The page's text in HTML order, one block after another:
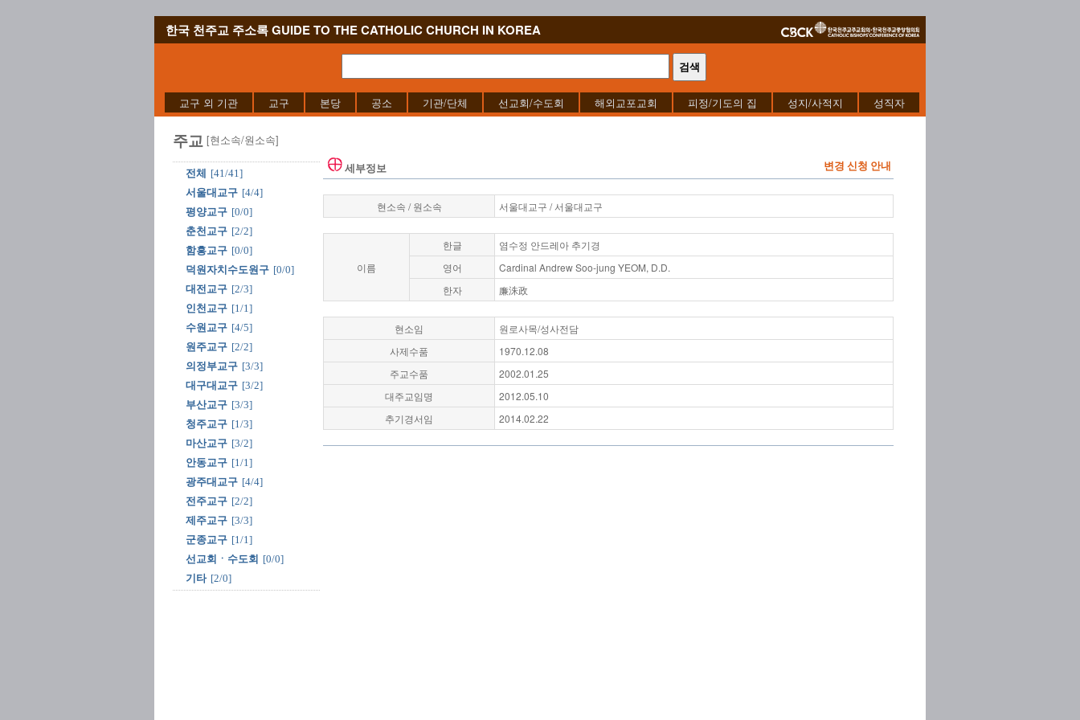
한국 천주교 주소록 GUIDE TO THE CATHOLIC CHURCH IN KOREA
교구 외 기관 교구 본당 공소 기관/단체 선교회/수도회 해외교포교회 피정/기도의 집 성지/사적지 성직자
주교 [현소속/원소속]
전체
[41/41]
서울대교구 [4/4]
평양교구 [0/0]
춘천교구 [2/2]
함흥교구 [0/0]
덕원자치수도원구 [0/0]
대전교구 [2/3]
인천교구 [1/1]
수원교구 [4/5]
원주교구 [2/2]
의정부교구 [3/3]
대구대교구 [3/2]
부산교구 [3/3]
청주교구 [1/3]
마산교구 [3/2]
안동교구 [1/1]
광주대교구 [4/4]
전주교구 [2/2]
제주교구 [3/3]
군종교구 [1/1]
선교회ㆍ수도회 [0/0]
기타 [2/0]
세부정보 변경 신청 안내
현소속 / 원소속 서울대교구 / 서울대교구
이름
한글
염수정 안드레아 추기경
영어
Cardinal Andrew Soo-jung YEOM, D.D.
한자
廉洙政
현소임
원로사목/성사전담
사제수품
1970.12.08
주교수품
2002.01.25
대주교임명
2012.05.10
추기경서임
2014.02.22